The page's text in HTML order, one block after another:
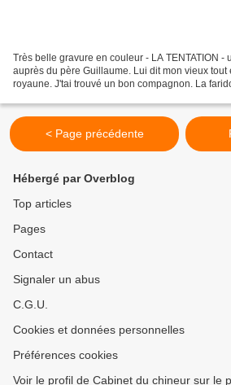
Très belle gravure en couleur - LA TENTATION -
auprès du père Guillaume. Lui dit mon vieux tout
royaune. J'tai trouvé un bon compagnon. La
< Page précédente
Hébergé par Overblog
Top articles
Pages
Contact
Signaler un abus
C.G.U.
Cookies et données personnelles
Préférences cookies
Voir le profil de Cabinet du chineur sur le